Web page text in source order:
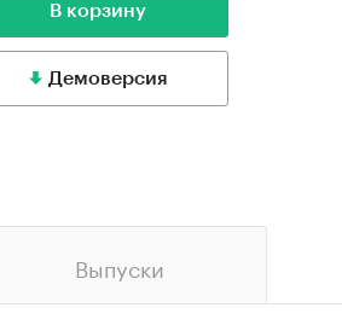
В корзину
Демоверсия
Выпуски